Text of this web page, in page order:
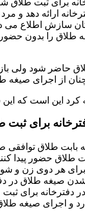
ارائه دهد و
سازش اطلاع می
طلاق را بدون
حاضر شود ولی
از اجرای صیغه
کرد این است
برای ثبت
طلاق توافقی
طلاق حضور پیدا
برای هر دوی زن و
صیغه طلاق در
دفترخانه برای
و اجرای صیغه